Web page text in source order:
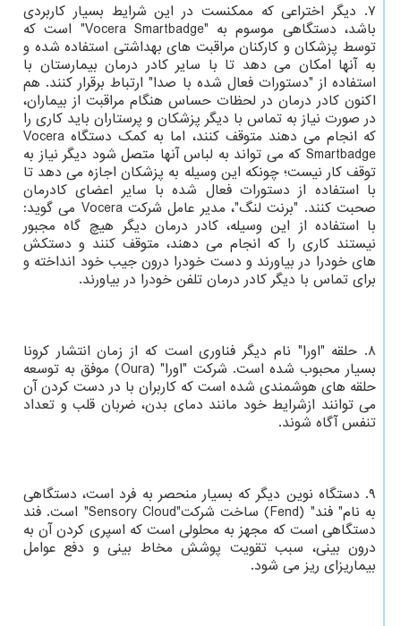
۷. دیگر اختراعی که ممکنست در این شرایط بسیار کاربردی
باشد، دستگاهی موسوم به "Vocera Smartbadge" است که
توسط پزشکان و کارکنان مراقبت های بهداشتی استفاده شده و
به آنها امکان می دهد تا با سایر کادر درمان بیمارستان با
استفاده از "دستورات فعال شده با صدا" ارتباط برقرار کنند. هم
اکنون کادر درمان در لحظات حساس هنگام مراقبت از بیماران،
در صورت نیاز به تماس با دیگر پزشکان و پرستاران باید کاری را
که انجام می دهند متوقف کنند، اما به کمک دستگاه Vocera
Smartbadge که می تواند به لباس آنها متصل شود دیگر نیاز به
توقف کار نیست؛ چونکه این وسیله به پزشکان اجازه می دهد تا
با استفاده از دستورات فعال شده با سایر اعضای کادرمان
صحبت کنند. "برنت لنگ"، مدیر عامل شرکت Vocera می گوید:
با استفاده از این وسیله، کادر درمان دیگر هیچ گاه مجبور
نیستند کاری را که انجام می دهند، متوقف کنند و دستکش
های خودرا در بیاورند و دست خودرا درون جیب خود انداخته و
برای تماس با دیگر کادر درمان تلفن خودرا در بیاورند.
۸. حلقه "اورا" نام دیگر فناوری است که از زمان انتشار کرونا
بسیار محبوب شده است. شرکت "اورا" (Oura) موفق به توسعه
حلقه های هوشمندی شده است که کاربران با در دست کردن آن
می توانند ازشرایط خود مانند دمای بدن، ضربان قلب و تعداد
تنفس آگاه شوند.
۹. دستگاه نوین دیگر که بسیار منحصر به فرد است، دستگاهی
به نام" فند" (Fend) ساخت شرکت"Sensory Cloud" است. فند
دستگاهی است که مجهز به محلولی است که اسپری کردن آن به
درون بینی، سبب تقویت پوشش مخاط بینی و دفع عوامل
بیماریزای ریز می شود.